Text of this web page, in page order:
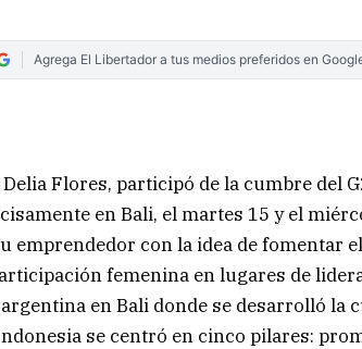
Agrega El Libertador a tus medios preferidos en
Flores, participó de la cumbre del
en Bali, el martes 15 y el
emprendedor con la idea de fomentar
femenina en lugares de
en Bali donde se desarrolló la
se centró en cinco pilares: